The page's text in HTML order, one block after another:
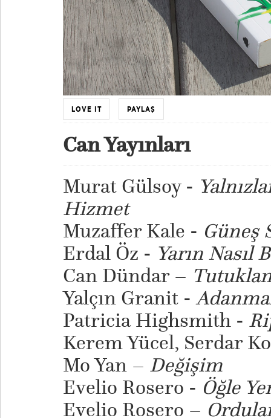
LOVE IT PAYLAŞ
Can Yayınları
Murat Gülsoy -
Hizmet
Muzaffer Kale - Güneş
Erdal Öz - Yarın Nasıl
Can Dündar –
Yalçın Granit -
Patricia Highsmith -
Kerem Yücel, Serdar
Mo Yan – Değişim
Evelio Rosero - Öğle
Evelio Rosero –